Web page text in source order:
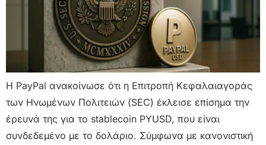
Η PayPal ανακοίνωσε ότι η Επιτροπή Κεφαλαιαγοράς
των Ηνωμένων Πολιτειών (SEC) έκλεισε επίσημα την
έρευνά της για το stablecoin PYUSD, που είναι
συνδεδεμένο με το δολάριο. Σύμφωνα με κανονιστική